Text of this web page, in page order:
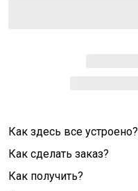
Как здесь все устроено?
Как сделать заказ?
Как получить?